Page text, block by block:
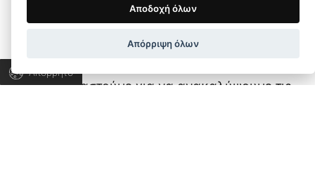
Απόρρητο
Ας μιλήσουμε για το
δικό σας project!
Ας συνεργαστούμε για να ανακαλύψουμε τις
Wapp development house, Copyright © 2026 All rights
Όροι Χρήσης Πολιτική Απορρήτου
Αποδοχή όλων
Απόρριψη όλων